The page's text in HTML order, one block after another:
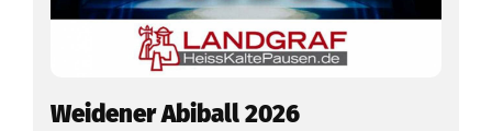
Weidener Abiball 2026